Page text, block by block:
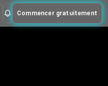
Commencer gratuitement